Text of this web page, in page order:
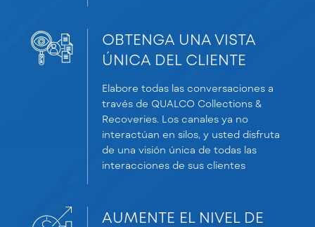
OBTENGA UNA VISTA
ÚNICA DEL CLIENTE
Elabore todas las conversaciones a
través de QUALCO Collections &
Recoveries. Los canales ya no
interactúan en silos, y usted disfruta
de una visión única de todas las
interacciones de sus clientes
AUMENTE EL NIVEL DE